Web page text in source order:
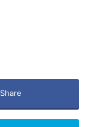
Share